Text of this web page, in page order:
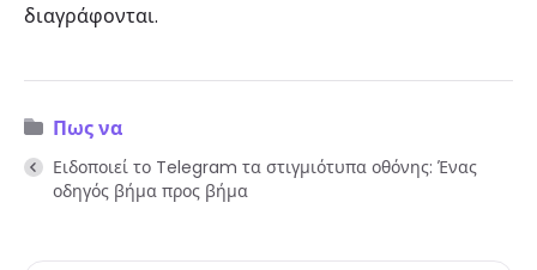
διαγράφονται.
Πως να
Ειδοποιεί το Telegram τα στιγμιότυπα οθόνης: Ένας
οδηγός βήμα προς βήμα